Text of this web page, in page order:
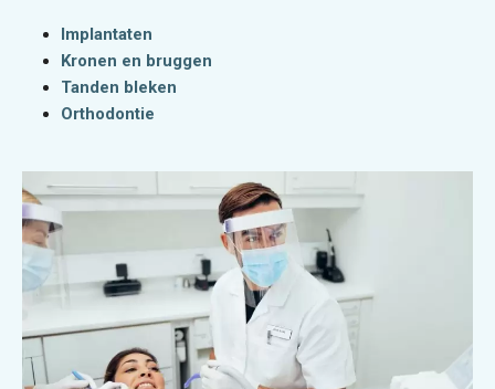
Implantaten
Kronen en bruggen
Tanden bleken
Orthodontie